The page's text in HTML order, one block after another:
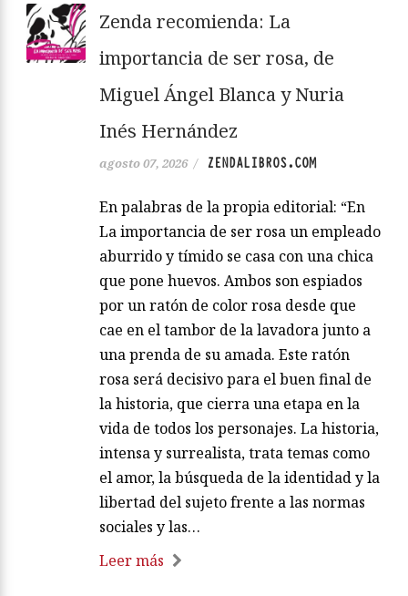
Zenda recomienda: La
importancia de ser rosa, de
Miguel Ángel Blanca y Nuria
Inés Hernández
agosto 07, 2026 / ZENDALIBROS.COM
En palabras de la propia editorial: “En
La importancia de ser rosa un empleado
aburrido y tímido se casa con una chica
que pone huevos. Ambos son espiados
por un ratón de color rosa desde que
cae en el tambor de la lavadora junto a
una prenda de su amada. Este ratón
rosa será decisivo para el buen final de
la historia, que cierra una etapa en la
vida de todos los personajes. La historia,
intensa y surrealista, trata temas como
el amor, la búsqueda de la identidad y la
libertad del sujeto frente a las normas
sociales y las…
Leer más